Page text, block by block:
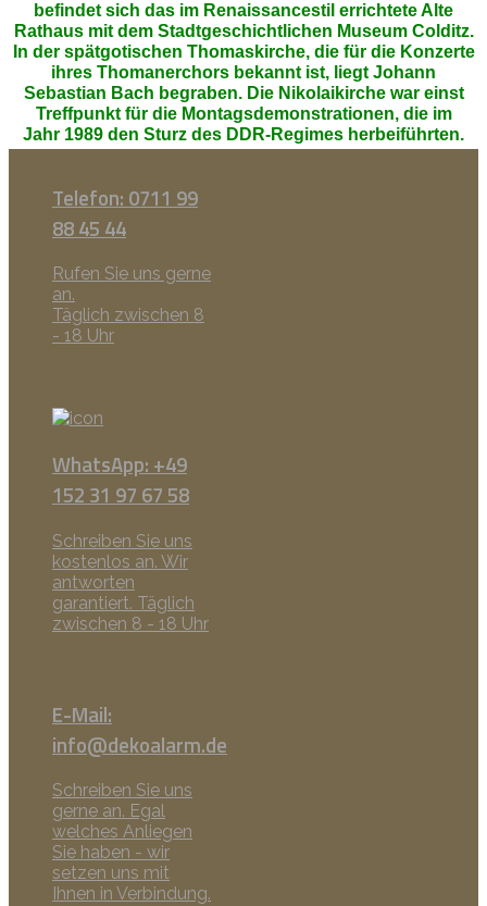
befindet sich das im Renaissancestil errichtete Alte
Rathaus mit dem Stadtgeschichtlichen Museum Colditz.
In der spätgotischen Thomaskirche, die für die Konzerte
ihres Thomanerchors bekannt ist, liegt Johann
Sebastian Bach begraben. Die Nikolaikirche war einst
Treffpunkt für die Montagsdemonstrationen, die im
Jahr 1989 den Sturz des DDR-Regimes herbeiführten.
Telefon: 0711 99
88 45 44
Rufen Sie uns gerne
an.
Täglich zwischen 8
- 18 Uhr
WhatsApp: +49
152 31 97 67 58
Schreiben Sie uns
kostenlos an. Wir
antworten
garantiert. Täglich
zwischen 8 - 18 Uhr
E-Mail:
info@dekoalarm.de
Schreiben Sie uns
gerne an. Egal
welches Anliegen
Sie haben - wir
setzen uns mit
Ihnen in Verbindung.